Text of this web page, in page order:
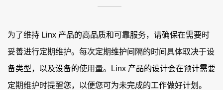
为了维持 Linx 产品的高品质和可靠服务，请确保在需要时
妥善进行定期维护。每次定期维护间隔的时间具体取决于设
备类型，以及设备的使用量。Linx 产品的设计会在预计需要
定期维护时提醒您，以便您可为未完成的工作做好计划。